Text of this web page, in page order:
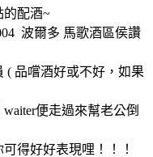
的配酒~
波爾多 馬歌酒區侯讚
( 品嚐酒好或不好，如果
便走過來幫老公倒
好好表現哩！！！